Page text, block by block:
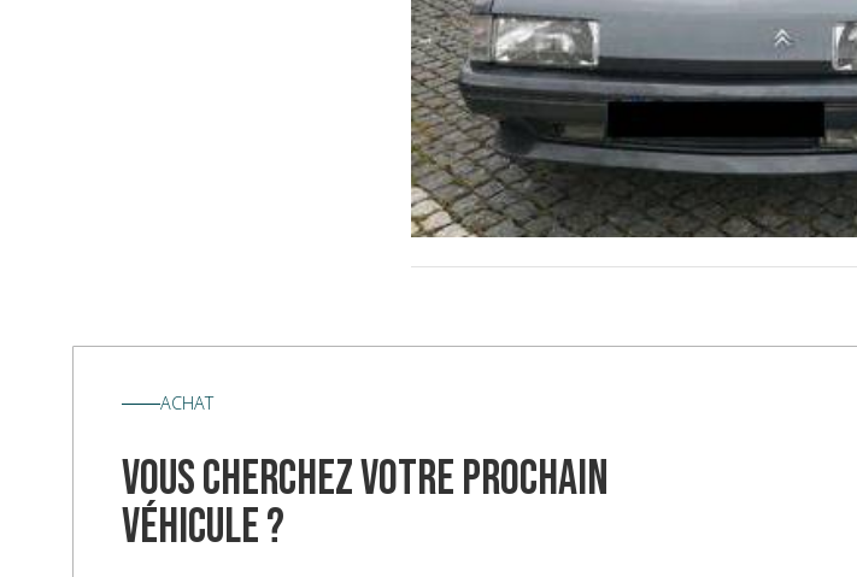
ACHAT
vous cherchez votre prochain
véhicule ?